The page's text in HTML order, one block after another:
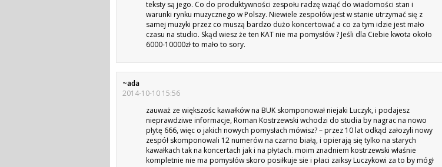
teksty są jego. Co do produktywności zespołu radzę wziąć do wiadomości stan i
warunki rynku muzycznego w Polszy. Niewiele zespołów jest w stanie utrzymać się z
samej muzyki przez co muszą bardzo dużo koncertować a co za tym idzie jest mało
czasu na studio. Skąd wiesz że ten KATnie ma pomysłów ? Jeśli dla Ciebie kwota około
6000-10000zł to mało to sory.
~ada
2014-10-10 15:56
zauważ ze większośc kawałków na BUKskomponował niejaki Luczyk, i podajesz
nieprawdziwe informacje, Roman Kostrzewski wchodzi do studia by nagrac na nowo
płytę 666, więc o jakich nowych pomysłach mówisz? – przez 10 lat odkąd załozyli nowy
zespół skomponowali 12 numerów na czarno białą, i opierają się tylko na starych
kawałkach tak na koncertach jak i na płytach. moim znadniem kostrzewski właśnie
kompletnie nie ma pomysłów skoro posiłkuje sie i płaci zaiksy Luczykowi za to by mógł